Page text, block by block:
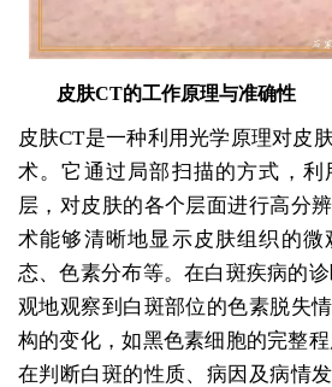
皮肤CT的工作原理与准确性
皮肤CT是一种利用光学原理对皮
术。它通过局部扫描的方式，利
层，对皮肤的各个层面进行高分
术能够清晰地显示皮肤组织的
态、色素分布等。在白斑疾病的
观地观察到白斑部位的色素脱失
构的变化，如黑色素细胞的完整
在判断白斑的性质、病因及病情